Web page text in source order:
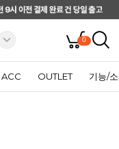
0
ACC OUTLET 기능/